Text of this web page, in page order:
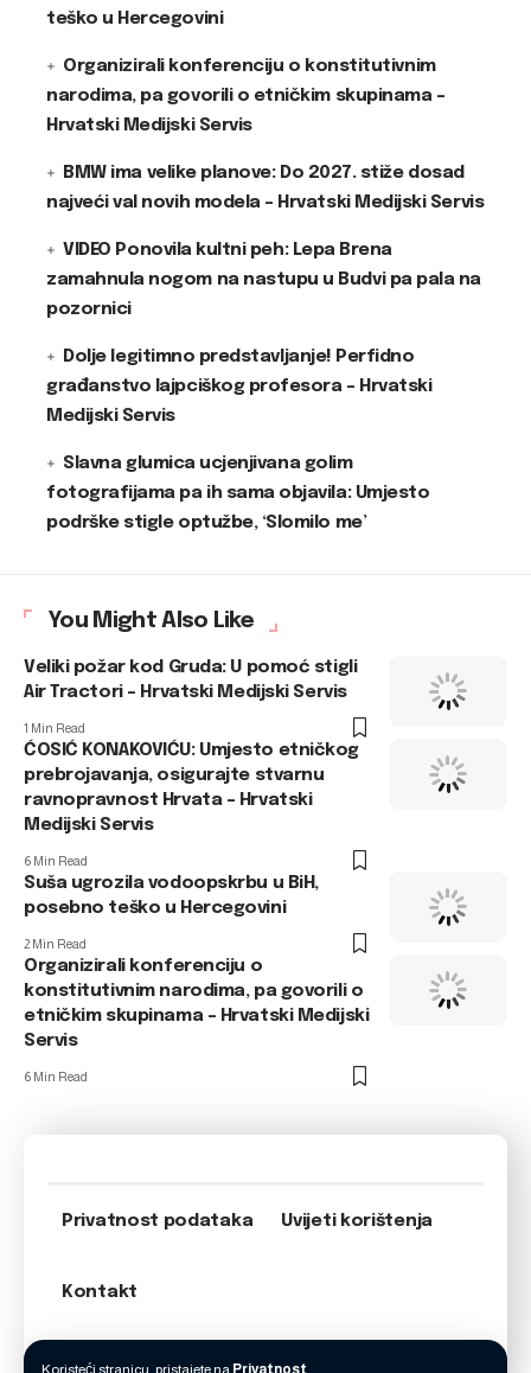
Koristeći stranicu, pristajete na Privatnost
teško u Hercegovini
Organizirali konferenciju o konstitutivnim
narodima, pa govorili o etničkim skupinama –
Hrvatski Medijski Servis
BMW ima velike planove: Do 2027. stiže dosad
najveći val novih modela – Hrvatski Medijski Servis
VIDEO Ponovila kultni peh: Lepa Brena
zamahnula nogom na nastupu u Budvi pa pala na
pozornici
Dolje legitimno predstavljanje! Perfidno
građanstvo lajpciškog profesora – Hrvatski
Medijski Servis
Slavna glumica ucjenjivana golim
fotografijama pa ih sama objavila: Umjesto
podrške stigle optužbe, ‘Slomilo me’
You Might Also Like
Veliki požar kod Gruda: U pomoć stigli
Air Tractori – Hrvatski Medijski Servis
1 Min Read
ĆOSIĆ KONAKOVIĆU: Umjesto etničkog
prebrojavanja, osigurajte stvarnu
ravnopravnost Hrvata – Hrvatski
Medijski Servis
6 Min Read
Suša ugrozila vodoopskrbu u BiH,
posebno teško u Hercegovini
2 Min Read
Organizirali konferenciju o
konstitutivnim narodima, pa govorili o
etničkim skupinama – Hrvatski Medijski
Servis
6 Min Read
Privatnost podataka Uvijeti korištenja
Kontakt